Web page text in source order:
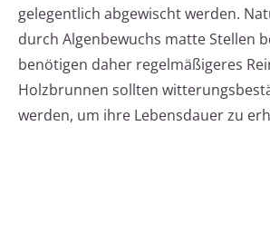
gelegentlich abgewischt werden.
durch Algenbewuchs matte Stellen
benötigen daher regelmäßigeres
Holzbrunnen sollten
werden, um ihre Lebensdauer zu